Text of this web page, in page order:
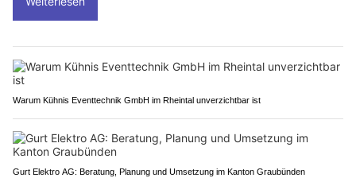
Warum Kühnis Eventtechnik GmbH im Rheintal unverzichtbar ist
Gurt Elektro AG: Beratung, Planung und Umsetzung im Kanton Graubünden